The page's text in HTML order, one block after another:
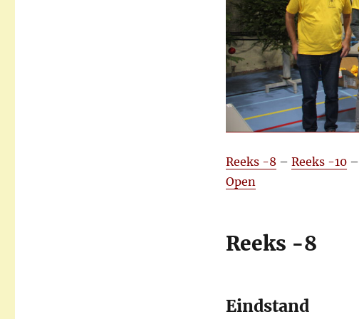
Reeks -8 – Reeks -10–
Open
Reeks -8
Eindstand